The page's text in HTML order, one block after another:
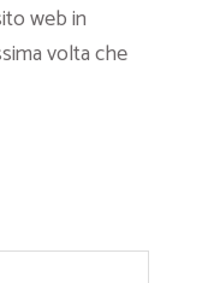
web in
volta che